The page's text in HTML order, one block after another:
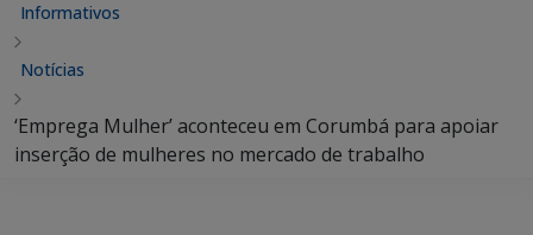
Informativos
Notícias
‘Emprega Mulher’ aconteceu em Corumbá para apoiar
inserção de mulheres no mercado de trabalho